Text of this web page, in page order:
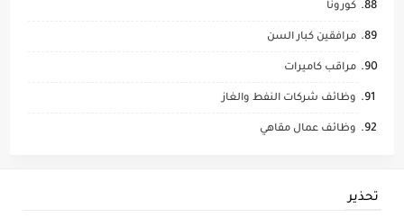
كورونا
مرافقين كبار السن
مراقب كاميرات
وظائف شركات النفط والغاز
وظائف عمال مقاهي
تحذير